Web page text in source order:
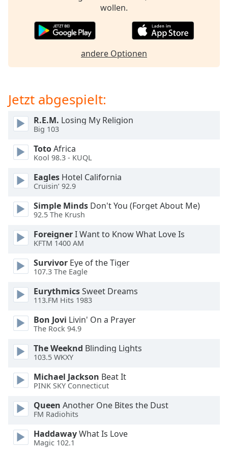
cancel
the
Color
Opacity
Background
Color
Opacity
Caption
Area
Color
Opacity
Edge
Style
wollen.
andere Optionen
Jetzt abgespielt:
R.E.M. Losing My Religion
Big 103
TotoAfrica
Kool 98.3 - KUQL
Eagles Hotel California
Cruisin’ 92.9
Simple Minds Don't You (Forget About Me)
92.5 The Krush
ForeignerI Want to Know What Love Is
KFTM 1400 AM
Survivor Eye of the Tiger
107.3 The Eagle
EurythmicsSweet Dreams
113.FM Hits 1983
Bon Jovi Livin' On a Prayer
The Rock 94.9
The Weeknd Blinding Lights
103.5 WKXY
Michael Jackson Beat It
PINK SKY Connecticut
Queen Another One Bites the Dust
FM Radiohits
HaddawayWhat Is Love
Magic 102.1